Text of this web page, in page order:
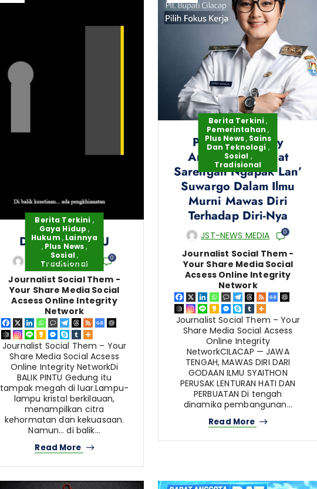
Berita Terkini ,
Gaya Hidup ,
Hukum , Lainnya
, Plus News,
Sosial ,
Tradisional
Di BALIK PINTU
JST-NEWS MEDIA 0
Journalist Social Them -
Your Share Media Social
Acsess Online Integrity
Network
Journalist Social Them – Your
Share Media Social Acsess
Online Integrity NetworkDi
BALIK PINTU Gedung itu
tampak megah di luar.Lampu-
lampu kristal berkilauan,
menampilkan citra
kehormatan dan kekuasaan.
Namun… di balik…
Read More
Berita Terkini ,
Pemerintahan ,
Plus News, Sains
Dan Teknologi ,
Sosial ,
Tradisional
Plt.Bupati Ammy
Amalia – Merekat
Sarengan Ngapak Lan’
Suwargo Dalam Ilmu
Murni Mawas Diri
Terhadap Diri-Nya
JST-NEWS MEDIA 0
Journalist Social Them -
Your Share Media Social
Acsess Online Integrity
Network
Journalist Social Them – Your
Share Media Social Acsess
Online Integrity
NetworkCILACAP — JAWA
TENGAH, MAWAS DIRI DARI
GODAAN ILMU SYAITHON
PERUSAK LENTURAN HATI DAN
PERBUATAN Di tengah
dinamika pembangunan…
Read More